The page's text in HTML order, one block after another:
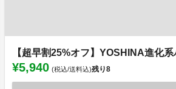
【超早割25%オフ】YOSHINA進化
¥5,940 (税込/送料込)残り8